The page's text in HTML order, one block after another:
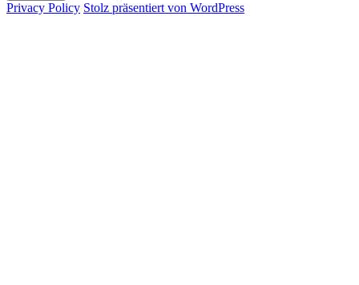
Privacy Policy Stolz präsentiert von WordPress